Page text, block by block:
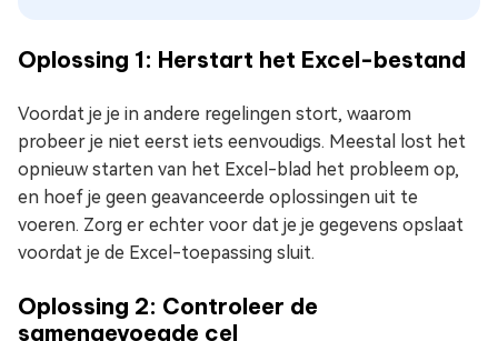
Oplossing 1: Herstart het Excel-bestand
Voordat je je in andere regelingen stort, waarom
probeer je niet eerst iets eenvoudigs. Meestal lost het
opnieuw starten van het Excel-blad het probleem op,
en hoef je geen geavanceerde oplossingen uit te
voeren. Zorg er echter voor dat je je gegevens opslaat
voordat je de Excel-toepassing sluit.
Oplossing 2: Controleer de
samengevoegde cel